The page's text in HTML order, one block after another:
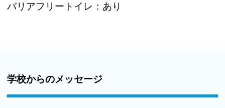
バリアフリートイレ： あり
学校からのメッセージ